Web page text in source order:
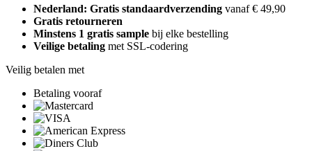
Nederland: Gratis standaardverzending vanaf € 49,90
Gratis retourneren
Minstens 1 gratis sample bij elke bestelling
Veilige betaling met SSL-codering
Veilig betalen met
Betaling vooraf